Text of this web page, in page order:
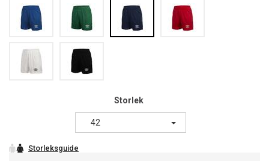
Storlek
42